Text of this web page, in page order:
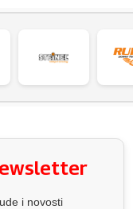
i novosti